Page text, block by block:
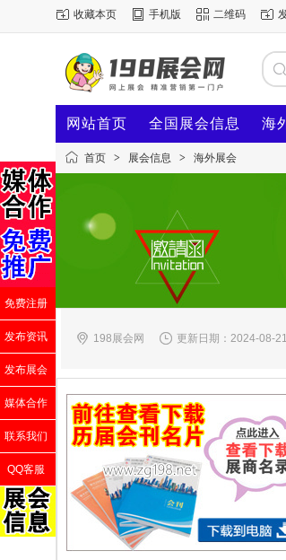
收藏本页 手机版 二维码
网站首页 全国展会信息 海
首页 > 展会信息 > 海外展会
198展会网 更新日期：2024-08-21
免费注册
发布资讯
发布展会
媒体合作
联系我们
QQ客服